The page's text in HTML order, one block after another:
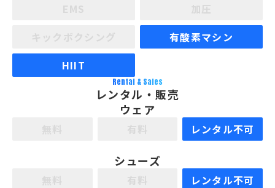
有酸素マシン
HIIT
Rental & Sales
レンタル・販売
ウェア
レンタル不可
シューズ
レンタル不可